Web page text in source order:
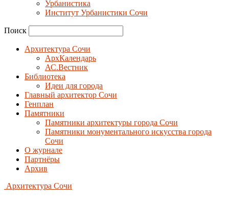
Урбанистика
Институт Урбанистики Сочи
Поиск
Архитектура Сочи
АрхКалендарь
АС.Вестник
Библиотека
Идеи для города
Главный архитектор Сочи
Генплан
Памятники
Памятники архитектуры города Сочи
Памятники монументального искусства города
Сочи
О журнале
Партнёры
Архив
Архитектура Сочи